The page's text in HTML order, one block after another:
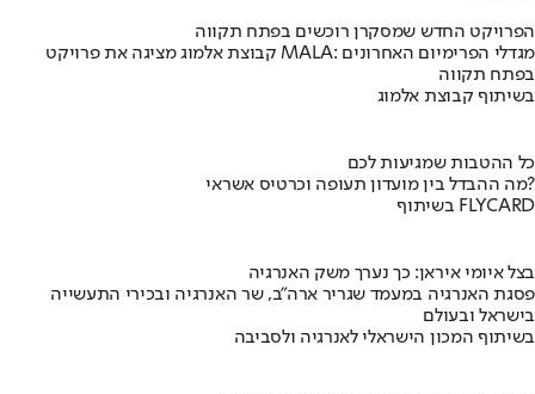
הפרויקט החדש שמסקרן רוכשים בפתח תקווה
קבוצת אלמוג מציגה את פרויקט MALA: מגדלי הפרימיום האחרונים
בפתח תקווה
בשיתוף קבוצת אלמוג
כל ההטבות שמגיעות לכם
מה ההבדל בין מועדון תעופה וכרטיס אשראי?
בשיתוף FLYCARD
בצל איומי איראן: כך נערך משק האנרגיה
פסגת האנרגיה במעמד שגריר ארה"ב, שר האנרגיה ובכירי התעשייה
בישראל ובעולם
בשיתוף המכון הישראלי לאנרגיה ולסביבה